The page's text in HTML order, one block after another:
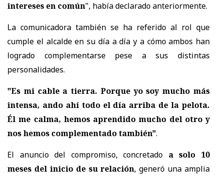
intereses en común", había declarado anteriormente.
La comunicadora también se ha referido al rol que
cumple el alcalde en su día a día y a cómo ambos han
logrado complementarse pese a sus distintas
personalidades.
"Es mi cable a tierra. Porque yo soy mucho más
intensa, ando ahí todo el día arriba de la pelota.
Él me calma, hemos aprendido mucho del otro y
nos hemos complementado también".
El anuncio del compromiso, concretado a solo 10
meses del inicio de su relación, generó una amplia